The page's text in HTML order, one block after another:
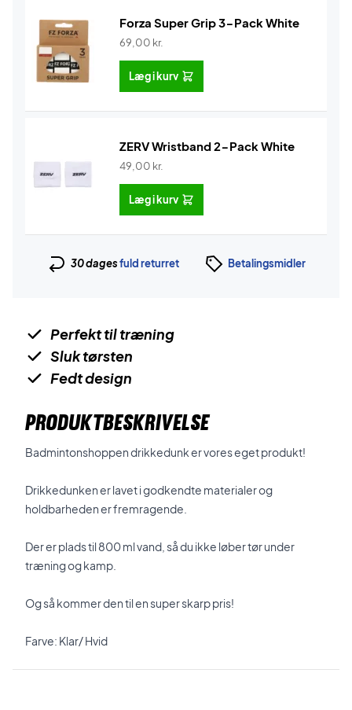
Forza Super Grip 3-Pack White
69,00 kr.
Læg i kurv
ZERV Wristband 2-Pack White
49,00 kr.
Læg i kurv
30 dagesfuld returret Betalingsmidler
Perfekt til træning
Sluk tørsten
Fedt design
PRODUKTBESKRIVELSE
Badmintonshoppen drikkedunk er vores eget produkt!
Drikkedunken er lavet i godkendte materialer og
holdbarheden er fremragende.
Der er plads til 800 ml vand, så du ikke løber tør under
træning og kamp.
Og så kommer den til en super skarp pris!
Farve: Klar/ Hvid